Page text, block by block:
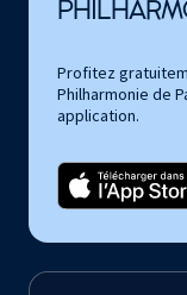
Profitez
Philharmonie de
application.